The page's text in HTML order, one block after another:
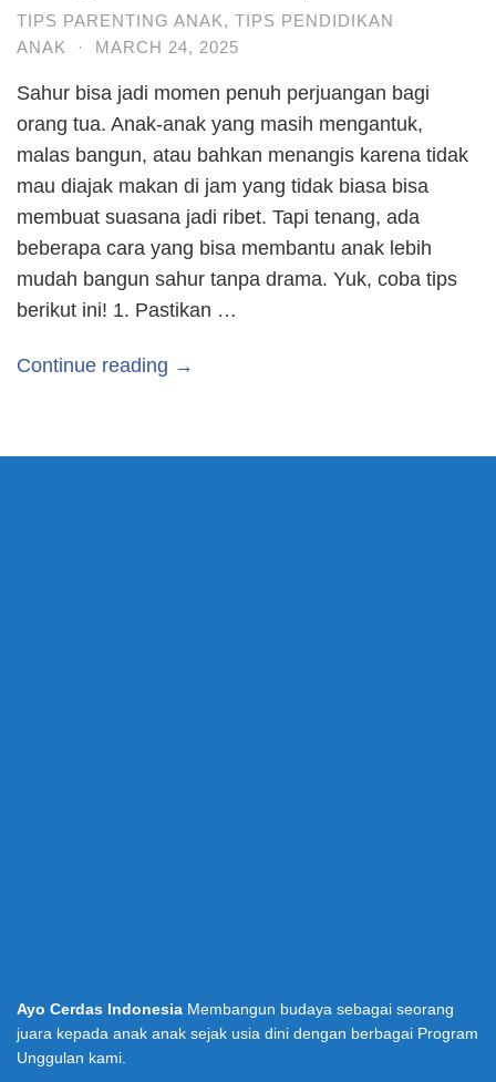
TIPS PARENTING ANAK, TIPS PENDIDIKAN
ANAK
· MARCH 24, 2025
Sahur bisa jadi momen penuh perjuangan bagi
orang tua. Anak-anak yang masih mengantuk,
malas bangun, atau bahkan menangis karena tidak
mau diajak makan di jam yang tidak biasa bisa
membuat suasana jadi ribet. Tapi tenang, ada
beberapa cara yang bisa membantu anak lebih
mudah bangun sahur tanpa drama. Yuk, coba tips
berikut ini! 1. Pastikan …
Continue reading →
Ayo Cerdas Indonesia Membangun budaya sebagai seorang
juara kepada anak anak sejak usia dini dengan berbagai Program
Unggulan kami.